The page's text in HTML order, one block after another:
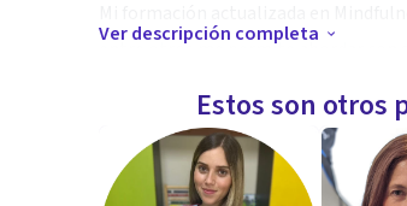
entre otros me permite abordar con
Ver descripción completa
Estos son